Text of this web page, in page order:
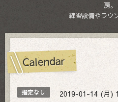
房。
練習設備やラウ
Calendar
指定なし 2019-01-14 (月)